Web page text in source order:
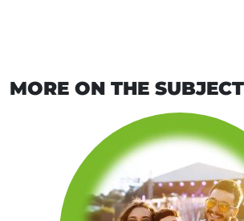
MORE ON THE SUBJECT